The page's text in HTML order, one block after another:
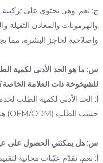
ج: نعم. وهي تحتوي على
والهرمونات والمعادن الثقيلة
وإصلاحية لحاجز البشرة، مما
للشيخوخة ذات العلامة
أ: الحد الأدنى لكمية الطلب
حسب الطلب (OEM/ODM) هو ٥٠٠٠ قطعة.
س: هل يمكنني الحصول على
أ: نعم، نقدّم عيّنات مجانية